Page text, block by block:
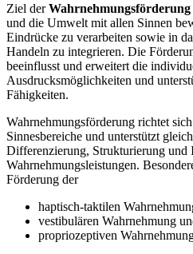
Ziel derWahrnehmungsförderung
und die Umwelt mit allen Sinnen
Eindrücke zu verarbeiten sowie in
Handeln zu integrieren. Die
beeinflusst und erweitert die
Ausdrucksmöglichkeiten und
Fähigkeiten.
Wahrnehmungsförderung richtet
Sinnesbereiche und unterstützt
Differenzierung, Strukturierung und
Wahrnehmungsleistungen.
Förderung der
haptisch-taktilen
vestibulären Wahrnehmung
propriozeptiven